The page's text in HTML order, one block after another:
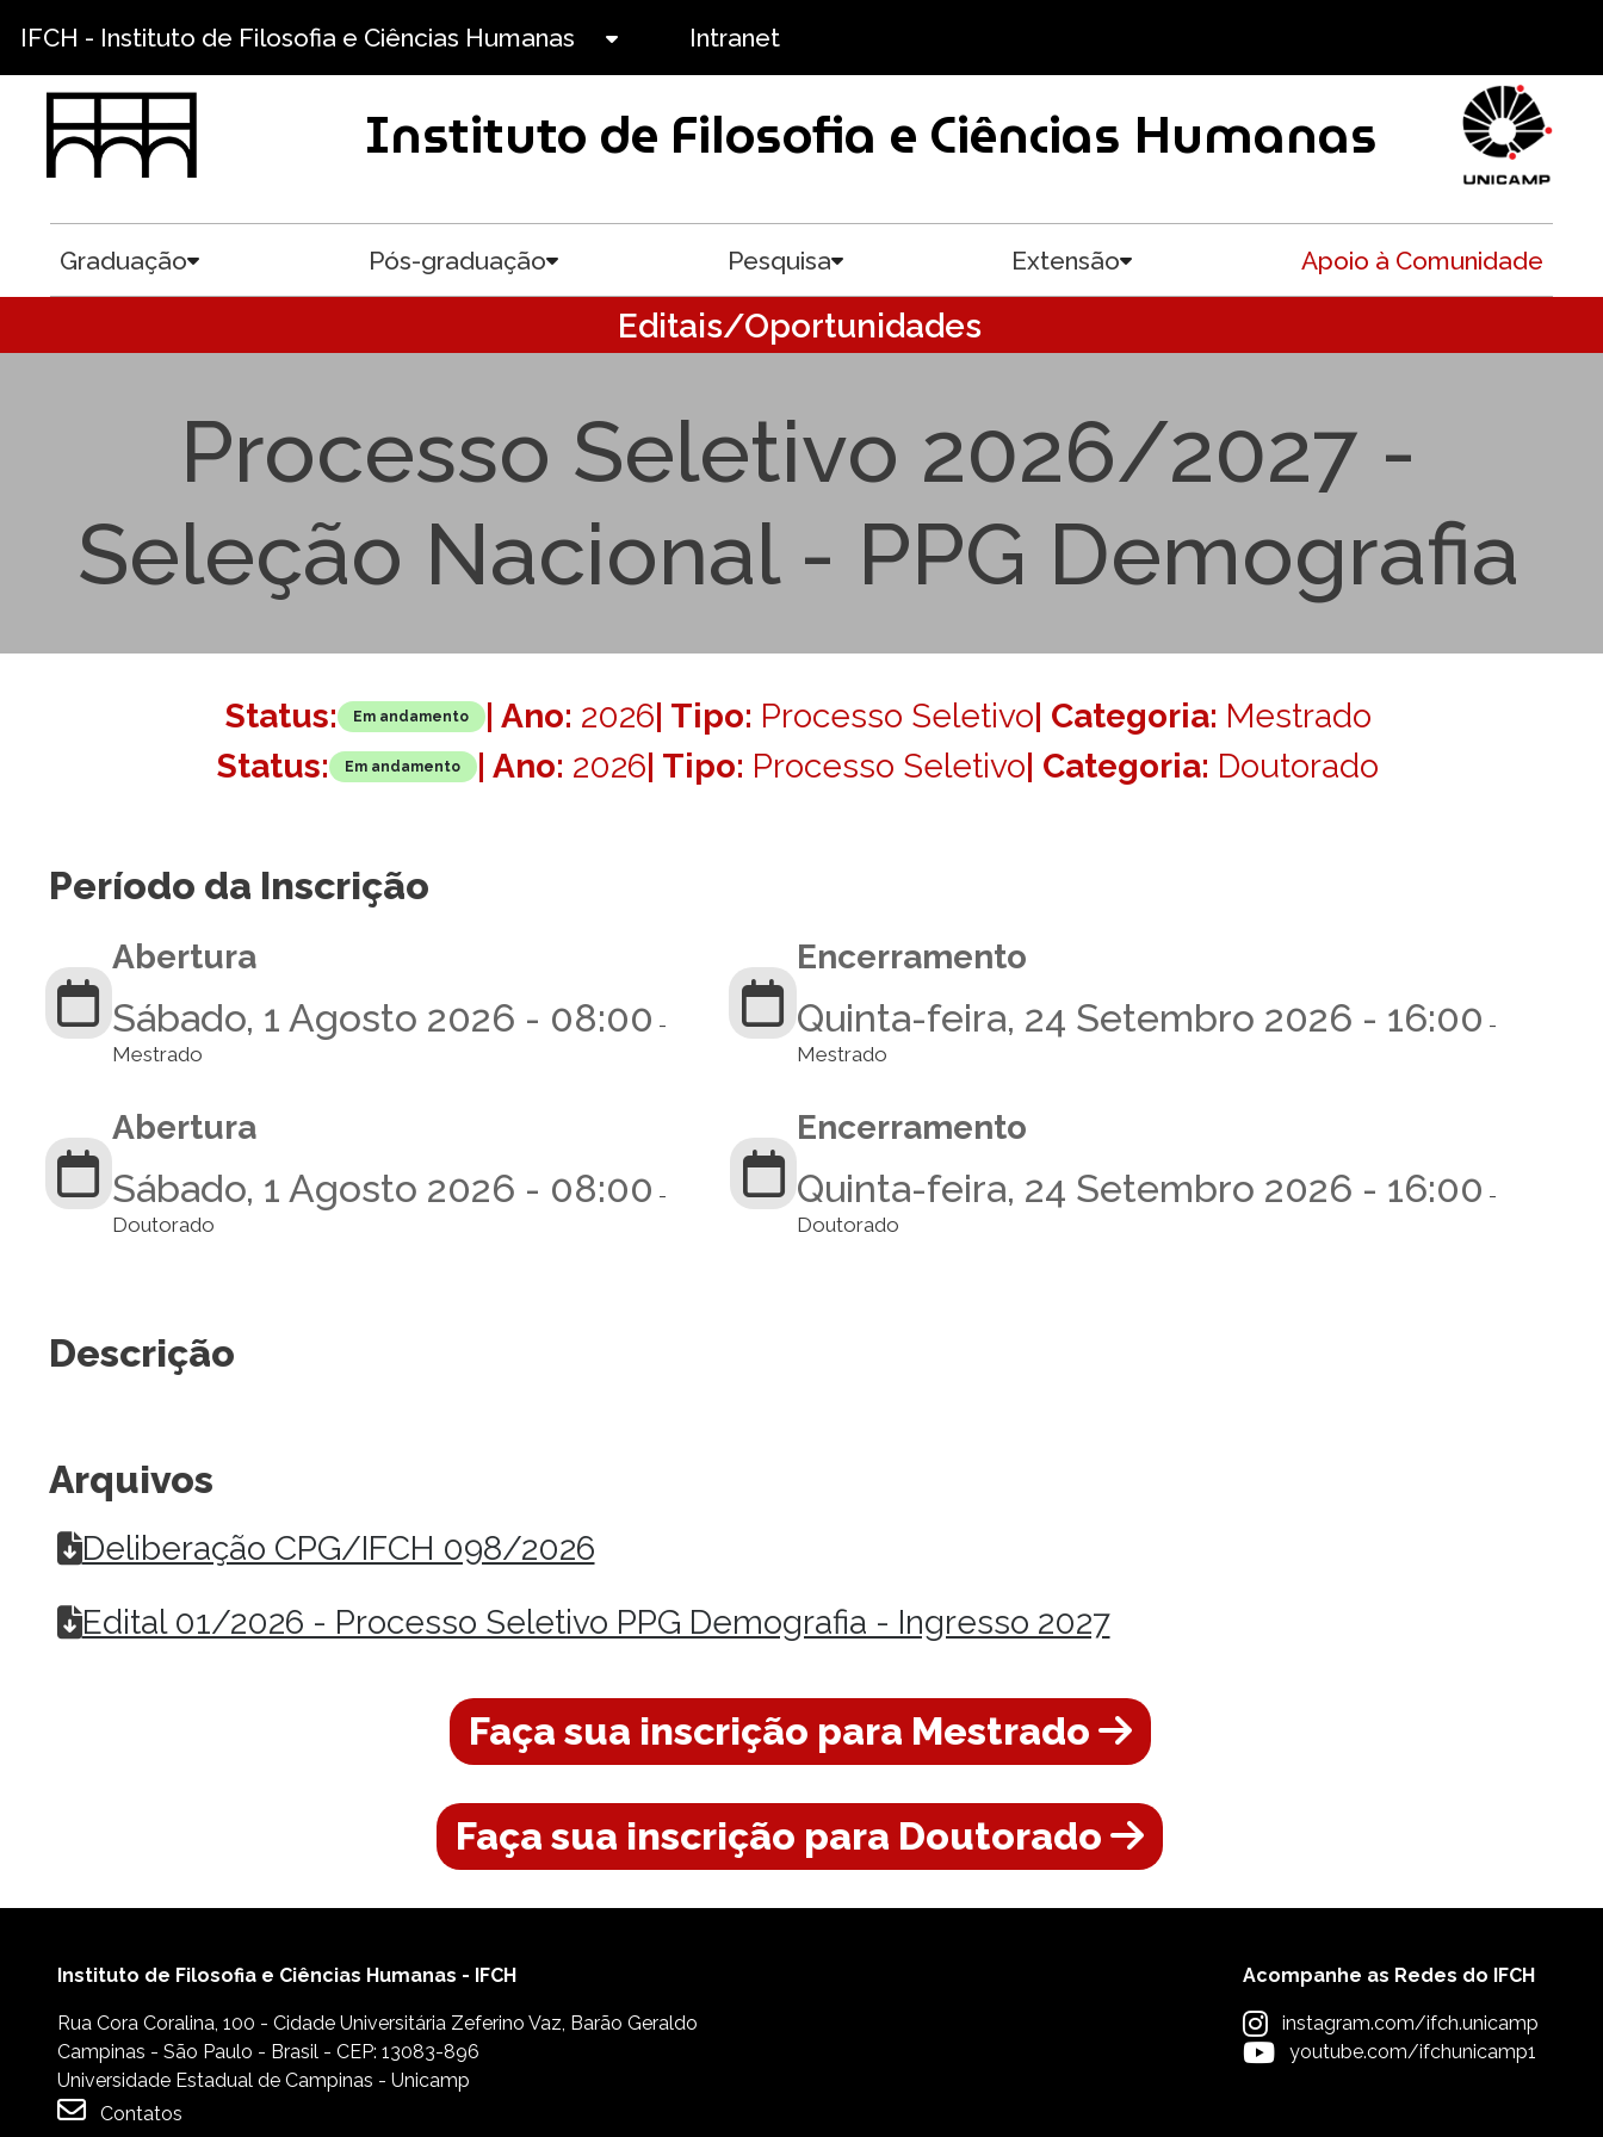
IFCH - Instituto de Filosofia e Ciências Humanas Intranet
Instituto de Filosofia e Ciências Humanas
Graduação Pós-graduação Pesquisa Extensão Apoio à Comunidade
Editais/Oportunidades
Processo Seletivo 2026/2027 -
Seleção Nacional - PPG Demografia
Status: Em andamento | Ano: 2026| Tipo: Processo Seletivo| Categoria: Mestrado
Status:
Em andamento | Ano: 2026| Tipo: Processo Seletivo| Categoria: Doutorado
Período da Inscrição
Abertura
Sábado, 1 Agosto 2026 - 08:00 -
Mestrado
Encerramento
Quinta-feira, 24 Setembro 2026 - 16:00 -
Mestrado
Abertura
Sábado, 1 Agosto 2026 - 08:00 -
Doutorado
Encerramento
Quinta-feira, 24 Setembro 2026 - 16:00 -
Doutorado
Descrição
Arquivos
Deliberação CPG/IFCH 098/2026
Edital 01/2026 - Processo Seletivo PPG Demografia - Ingresso 2027
Faça sua inscrição para Mestrado
Faça sua inscrição para Doutorado
Instituto de Filosofia e Ciências Humanas - IFCH
Rua Cora Coralina, 100 - Cidade Universitária Zeferino Vaz, Barão Geraldo
Campinas - São Paulo - Brasil - CEP: 13083-896
Universidade Estadual de Campinas - Unicamp
Contatos
Acompanhe as Redes do IFCH
instagram.com/ifch.unicamp
youtube.com/ifchunicamp1